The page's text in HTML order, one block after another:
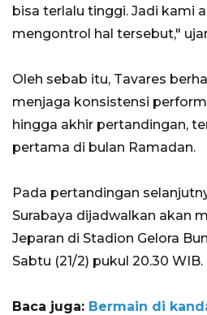
bisa terlalu tinggi. Jadi kami
mengontrol hal tersebut,"
Oleh sebab itu, Tavares
menjaga konsistensi
hingga akhir pertandingan,
pertama di bulan Ramadan.
Pada pertandingan
Surabaya dijadwalkan akan
Jeparan di Stadion Gelora
Sabtu (21/2) pukul 20.30 WIB.
Baca juga: Bermain di